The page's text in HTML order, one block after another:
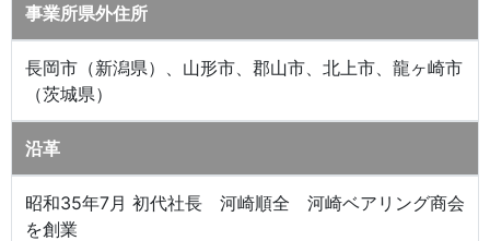
事業所県外住所
長岡市（新潟県）、山形市、郡山市、北上市、龍ヶ崎市
（茨城県）
沿革
昭和35年7月 初代社長 河崎順全 河崎ベアリング商会
を創業